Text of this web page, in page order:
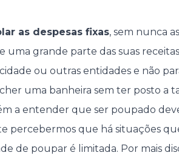
as despesas fixas, sem nunca
grande parte das suas
ou outras entidades e não
uma banheira sem ter posto a
a entender que ser poupado
percebermos que há situações
de poupar é limitada. Por mais